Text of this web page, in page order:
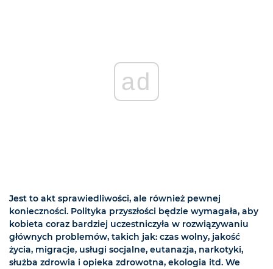
ad
Jest to akt sprawiedliwości, ale również pewnej
konieczności. Polityka przyszłości będzie wymagała, aby
kobieta coraz bardziej uczestniczyła w rozwiązywaniu
głównych problemów, takich jak: czas wolny, jakość
życia, migracje, usługi socjalne, eutanazja, narkotyki,
służba zdrowia i opieka zdrowotna, ekologia itd. We